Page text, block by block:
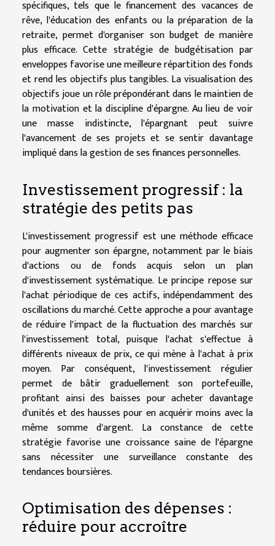
spécifiques, tels que le financement des vacances de
rêve, l'éducation des enfants ou la préparation de la
retraite, permet d'organiser son budget de manière
plus efficace. Cette stratégie de budgétisation par
enveloppes favorise une meilleure répartition des fonds
et rend les objectifs plus tangibles. La visualisation des
objectifs joue un rôle prépondérant dans le maintien de
la motivation et la discipline d'épargne. Au lieu de voir
une masse indistincte, l'épargnant peut suivre
l'avancement de ses projets et se sentir davantage
impliqué dans la gestion de ses finances personnelles.
Investissement progressif : la
stratégie des petits pas
L'investissement progressif est une méthode efficace
pour augmenter son épargne, notamment par le biais
d'actions ou de fonds acquis selon un plan
d'investissement systématique. Le principe repose sur
l'achat périodique de ces actifs, indépendamment des
oscillations du marché. Cette approche a pour avantage
de réduire l'impact de la fluctuation des marchés sur
l'investissement total, puisque l'achat s'effectue à
différents niveaux de prix, ce qui mène à l'achat à prix
moyen. Par conséquent, l'investissement régulier
permet de bâtir graduellement son portefeuille,
profitant ainsi des baisses pour acheter davantage
d'unités et des hausses pour en acquérir moins avec la
même somme d'argent. La constance de cette
stratégie favorise une croissance saine de l'épargne
sans nécessiter une surveillance constante des
tendances boursières.
Optimisation des dépenses :
réduire pour accroître